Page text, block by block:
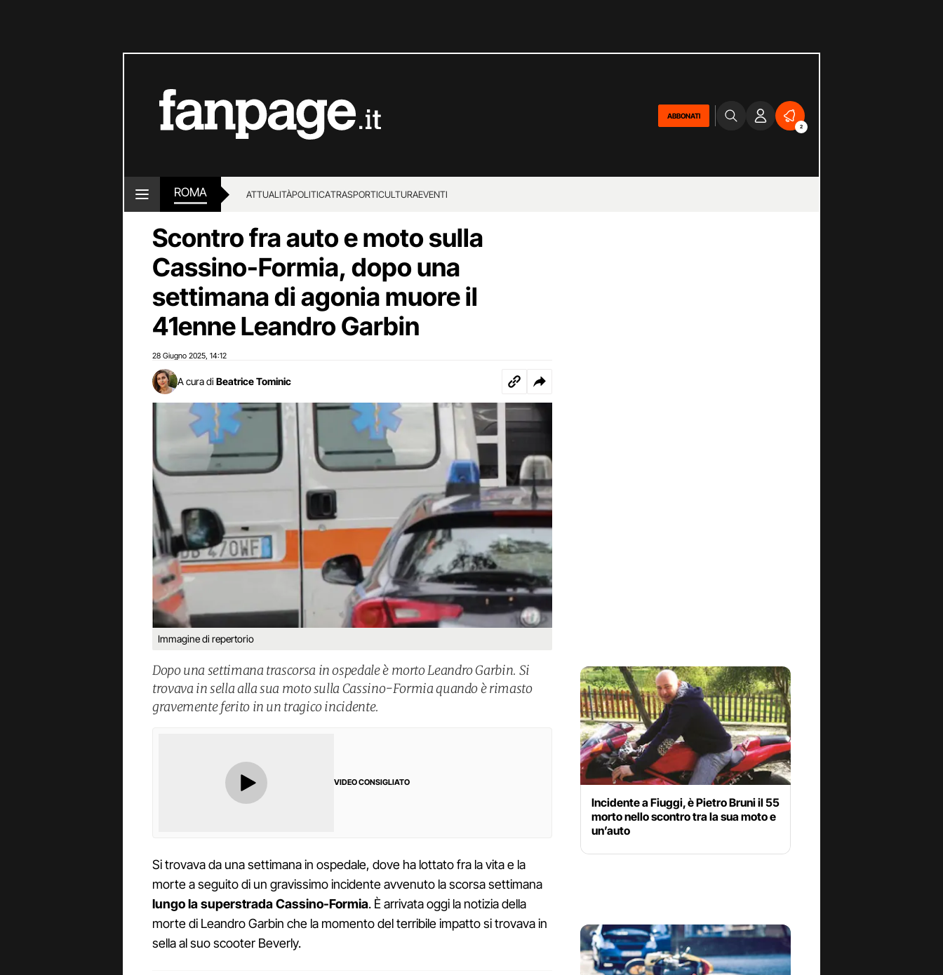
ABBONATI
2
ROMA ATTUALITÀPOLITICATRASPORTICULTURAEVENTI
Scontro fra auto e moto sulla
Cassino-Formia, dopo una
settimana di agonia muore il
41enne Leandro Garbin
28 Giugno 2025 14:12
A cura di Beatrice Tominic
Immagine di repertorio
Dopo una settimana trascorsa in ospedale è morto Leandro Garbin. Si
trovava in sella alla sua moto sulla Cassino-Formia quando è rimasto
gravemente ferito in un tragico incidente.
VIDEO CONSIGLIATO
Si trovava da una settimana in ospedale, dove ha lottato fra la vita e la
morte a seguito di un gravissimo incidente avvenuto la scorsa settimana
lungo la superstrada Cassino-Formia. È arrivata oggi la notizia della
morte di Leandro Garbin che la momento del terribile impatto si trovava in
sella al suo scooter Beverly.
Incidente a Fiuggi, è Pietro Bruni il 55
morto nello scontro tra la sua moto e
un’auto